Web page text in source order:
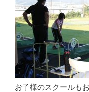
お子様のスクールも